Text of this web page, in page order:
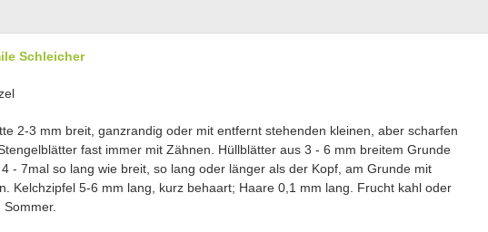
Schleicher
2-3 mm breit, ganzrandig oder mit entfernt stehenden kleinen, aber scharfen
fast immer mit Zähnen. Hüllblätter aus 3 - 6 mm breitem Grunde
- 7mal so lang wie breit, so lang oder länger als der Kopf, am Grunde mit
Kelchzipfel 5-6 mm lang, kurz behaart; Haare 0,1 mm lang. Frucht kahl oder